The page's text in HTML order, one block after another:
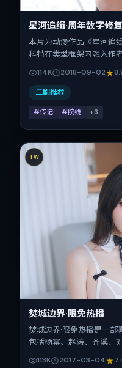
星河追缉·周年数字修复
本片为动漫作品《星河追
科特在类型框架内融入作
拍摄地与出品背景为中国
映登记日 2018-09-02）
114K 2018-09-02
二刷推荐
#传记 #院线 +3
TW
焚城边界·限免热播
焚城边界·限免热播是一
包括杨幂、赵涛、齐溪、
113K 2017-03-04